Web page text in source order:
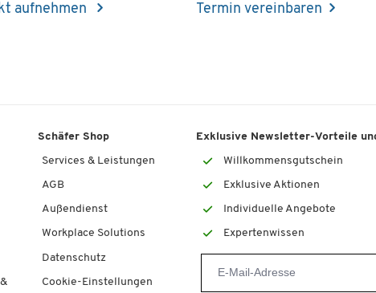
aufnehmen Termin vereinbaren
Schäfer Shop
Services & Leistungen
AGB
Außendienst
Workplace Solutions
Datenschutz
Cookie-Einstellungen
Exklusive Newsletter-Vorteile
Willkommensgutschein
Exklusive Aktionen
Individuelle Angebote
Expertenwissen